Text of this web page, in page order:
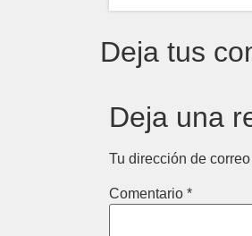
Deja tus
Deja una
Tu dirección de
Comentario *